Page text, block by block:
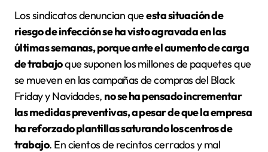
Los sindicatos denuncian queesta situación de
riesgo de infección se ha visto agravada en las
últimas semanas, porque ante el aumento de carga
de trabajoque suponen los millones de paquetes que
se mueven en las campañas de compras del Black
Friday y Navidades, no se ha pensado incrementar
las medidas preventivas, a pesar de que la empresa
ha reforzado plantillas saturando los centros de
trabajo. En cientos de recintos cerrados y mal